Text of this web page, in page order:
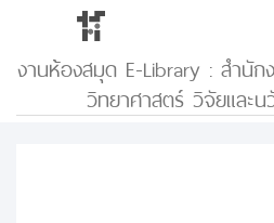
งานห้องสมุด E-Library : สำนัก
วิทยาศาสตร์ วิจัยและ